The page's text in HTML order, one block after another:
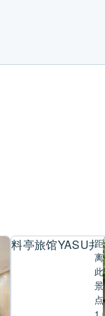
料亭旅馆YASU井距
离
此
景
点